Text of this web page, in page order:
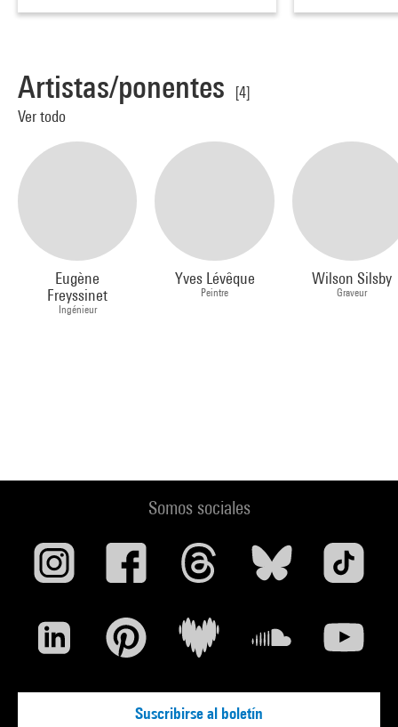
Artistas/ponentes
[4]
Ver todo
Eugène
Freyssinet
Ingénieur
Yves Lévêque
Peintre
Wilson Silsby
Graveur
Somos sociales
Suscribirse al boletín